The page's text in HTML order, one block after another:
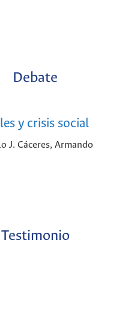
Debate
y crisis social
J. Cáceres, Armando
Testimonio